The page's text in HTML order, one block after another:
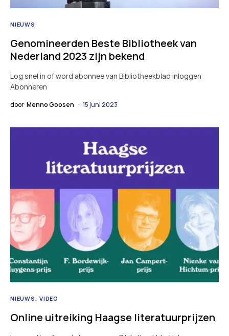
NIEUWS
Genomineerden Beste Bibliotheek van
Nederland 2023 zijn bekend
Log snel in of word abonnee van Bibliotheekblad Inloggen
Abonneren
door Menno Goosen 15 juni 2023
NIEUWS VIDEO
Online uitreiking Haagse literatuurprijzen